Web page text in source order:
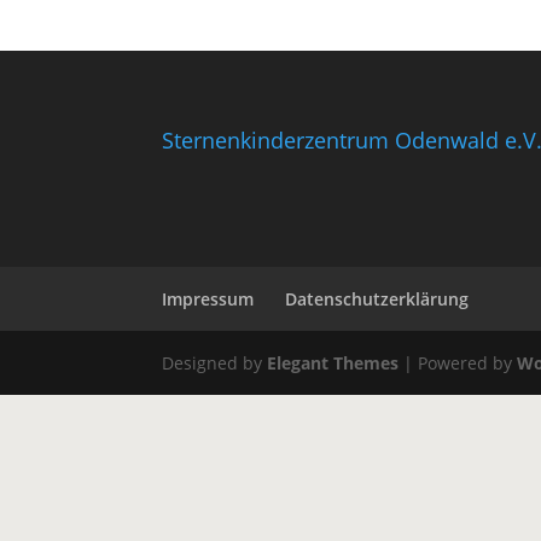
Sternenkinderzentrum Odenwald e.V.
Impressum Datenschutzerklärung
Designed by Elegant Themes | Powered by